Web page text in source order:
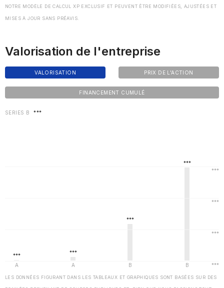
NOTRE MODÈLE DE CALCUL XP EXCLUSIF ET PEUVENT ÊTRE MODIFIÉES, AJUSTÉES ET
MISES À JOUR SANS PRÉAVIS.
Valorisation de l'entreprise
VALORISATION PRIX DE L'ACTION
FINANCEMENT CUMULÉ
SERIES B ***
LES DONNÉES FIGURANT DANS LES TABLEAUX ET GRAPHIQUES SONT BASÉES SUR DES